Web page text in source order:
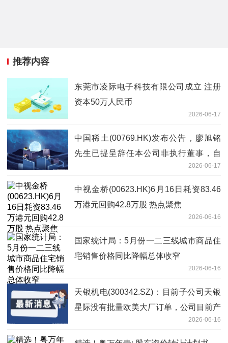
推荐内容
东莞市凌际电子科技有限公司成立 注册
资本50万人民币
2026-06-17
中国稀土(00769.HK)发布公告，廖旭铭
先生已提呈辞任本公司非执行董事，自
2026-06-17
中视金桥(00623.HK)6月16日耗资83.46
万港元回购42.8万股 热点聚焦
2026-06-16
国家统计局：5月份一二三线城市商品住
宅销售价格同比降幅总体收窄
2026-06-16
天银机电(300342.SZ)：目前子公司天银
星际没有批量欧美大厂订单，公司目前产
2026-06-16